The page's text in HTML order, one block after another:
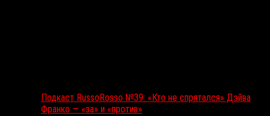
Подкаст RussoRosso №39: «Кто не спрятался» Дэйва
Франко — «за» и «против»